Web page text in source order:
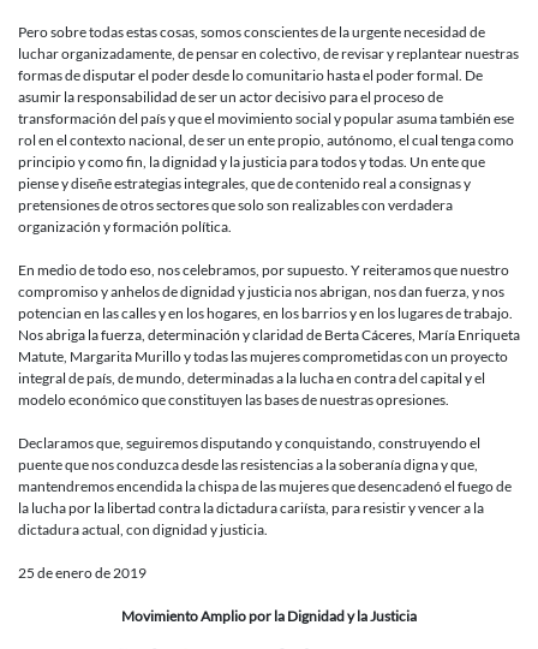
Pero sobre todas estas cosas, somos conscientes de la urgente necesidad de
luchar organizadamente, de pensar en colectivo, de revisar y replantear nuestras
formas de disputar el poder desde lo comunitario hasta el poder formal. De
asumir la responsabilidad de ser un actor decisivo para el proceso de
transformación del país y que el movimiento social y popular asuma también ese
rol en el contexto nacional, de ser un ente propio, autónomo, el cual tenga como
principio y como fin, la dignidad y la justicia para todos y todas. Un ente que
piense y diseñe estrategias integrales, que de contenido real a consignas y
pretensiones de otros sectores que solo son realizables con verdadera
organización y formación política.
En medio de todo eso, nos celebramos, por supuesto. Y reiteramos que nuestro
compromiso y anhelos de dignidad y justicia nos abrigan, nos dan fuerza, y nos
potencian en las calles y en los hogares, en los barrios y en los lugares de trabajo.
Nos abriga la fuerza, determinación y claridad de Berta Cáceres, María Enriqueta
Matute, Margarita Murillo y todas las mujeres comprometidas con un proyecto
integral de país, de mundo, determinadas a la lucha en contra del capital y el
modelo económico que constituyen las bases de nuestras opresiones.
Declaramos que, seguiremos disputando y conquistando, construyendo el
puente que nos conduzca desde las resistencias a la soberanía digna y que,
mantendremos encendida la chispa de las mujeres que desencadenó el fuego de
la lucha por la libertad contra la dictadura cariísta, para resistir y vencer a la
dictadura actual, con dignidad y justicia.
25 de enero de 2019
Movimiento Amplio por la Dignidad y la Justicia